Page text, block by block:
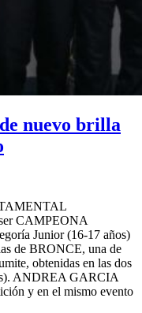
nuevo brilla
CAMPEONA
Junior (16-17 años)
de BRONCE, una de
obtenidas en las dos
ANDREA GARCIA
y en el mismo evento